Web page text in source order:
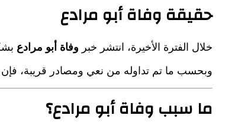
حقيقة وفاة أبو مرادع
خلال الفترة الأخيرة، انتشر خبر وفاة أبو مرادع
وبحسب ما تم تداوله من نعي ومصادر قريبة، فإن
ما سبب وفاة أبو مرادع؟